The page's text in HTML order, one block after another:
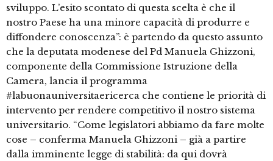
sviluppo. L’esito scontato di questa scelta è che il
nostro Paese ha una minore capacità di produrre e
diffondere conoscenza”: è partendo da questo assunto
che la deputata modenese del Pd Manuela Ghizzoni,
componente della Commissione Istruzione della
Camera, lancia il programma
#labuonauniversitaericerca che contiene le priorità di
intervento per rendere competitivo il nostro sistema
universitario. “Come legislatori abbiamo da fare molte
cose – conferma Manuela Ghizzoni – già a partire
dalla imminente legge di stabilità: da qui dovrà